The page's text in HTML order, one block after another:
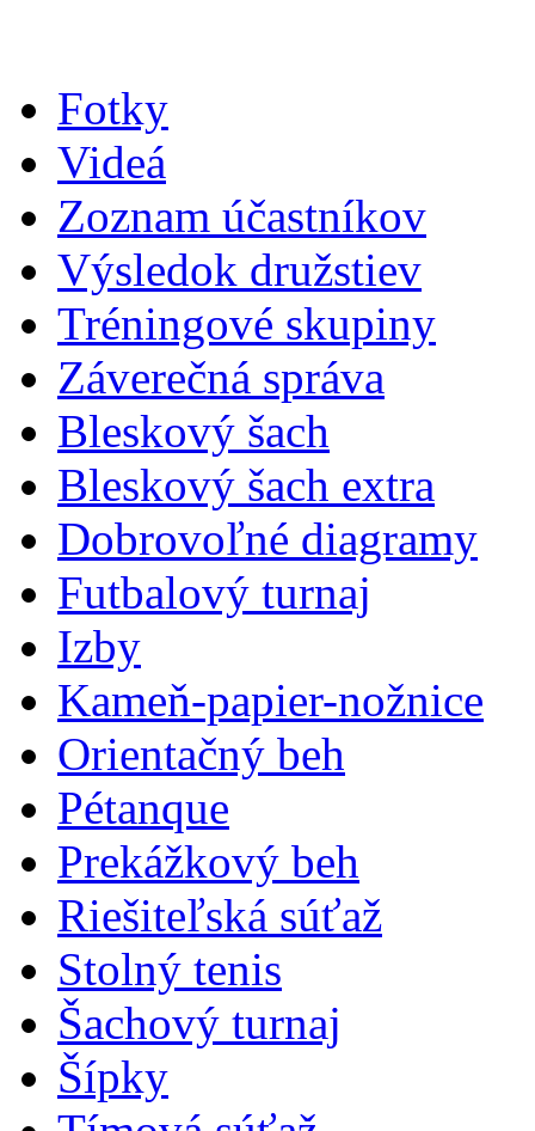
Fotky
Videá
Zoznam účastníkov
Výsledok družstiev
Tréningové skupiny
Záverečná správa
Bleskový šach
Bleskový šach extra
Dobrovoľné diagramy
Futbalový turnaj
Izby
Kameň-papier-nožnice
Orientačný beh
Pétanque
Prekážkový beh
Riešiteľská súťaž
Stolný tenis
Šachový turnaj
Šípky